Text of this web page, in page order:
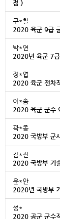
점 )
구*철
2020 육군 9급
박*연
2020년 육군 7
정*엽
2020 육군 전차
이*솜
2020 육군 군수
곽*종
2020 국방부 군
김*진
2020 국방부 기
윤*안
2020년 국방부
성*
2020 공군 군수